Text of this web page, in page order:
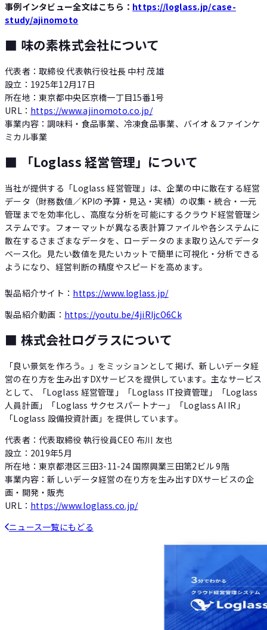
事例インタビュー全文はこちら： https://loglass.jp/case-
study/ajinomoto
■ 味の素株式会社について
代表者：取締役 代表執行役社長 中村 茂雄
設立：1925年12月17日
所在地：東京都中央区京橋一丁目15番1号
URL： https://www.ajinomoto.co.jp/‍
事業内容：調味料・食品事業、冷凍食品事業、バイオ＆ファインケ
ミカル事業
■ 「Loglass 経営管理」について
当社が提供する「Loglass 経営管理」は、企業の中に散在する経営
データ（財務数値／KPIの予算・見込・実績）の収集・統合・一元
管理までを効率化し、高度な分析を可能にするクラウド経営管理シ
ステムです。フォーマットが異なる表計算ファイルや各システムに
散在するさまざまなデータを、ローデータのまま取り込んでデータ
ベース化。見たい数値を見たいカットで簡単に可視化・分析できる
ようになり、経営判断の精度やスピードを高めます。
製品紹介サイト： https://www.loglass.jp/
製品紹介動画： https://youtu.be/4jiRIjcO6Ck
■ 株式会社ログラスについて
「良い景気を作ろう。」をミッションとして掲げ、新しいデータ経
営の在り方を生み出すDXサービスを提供しています。主なサービス
として、「Loglass 経営管理」「Loglass IT投資管理」「Loglass
人員計画」「Loglass サクセスパートナー」「Loglass AI IR」
「Loglass 設備投資計画」を提供しています。
代表者：代表取締役 執行役員CEO 布川 友也
設立：2019年5月
所在地：東京都港区三田3-11-24 国際興業三田第2ビル 9階
事業内容：新しいデータ経営の在り方を生み出すDXサービスの企
画・開発・販売
URL： https://www.loglass.co.jp/
ニュース一覧にもどる